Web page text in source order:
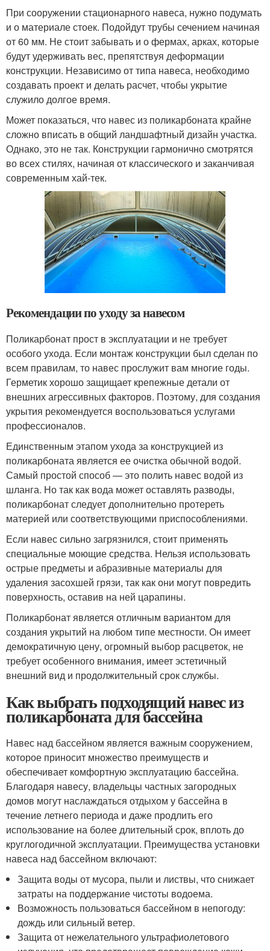
При сооружении стационарного навеса, нужно подумать
и о материале стоек. Подойдут трубы сечением начиная
от 60 мм. Не стоит забывать и о фермах, арках, которые
будут удерживать вес, препятствуя деформации
конструкции. Независимо от типа навеса, необходимо
создавать проект и делать расчет, чтобы укрытие
служило долгое время.
Может показаться, что навес из поликарбоната крайне
сложно вписать в общий ландшафтный дизайн участка.
Однако, это не так. Конструкции гармонично смотрятся
во всех стилях, начиная от классического и заканчивая
современным хай-тек.
Рекомендации по уходу за навесом
Поликарбонат прост в эксплуатации и не требует
особого ухода. Если монтаж конструкции был сделан по
всем правилам, то навес прослужит вам многие годы.
Герметик хорошо защищает крепежные детали от
внешних агрессивных факторов. Поэтому, для создания
укрытия рекомендуется воспользоваться услугами
профессионалов.
Единственным этапом ухода за конструкцией из
поликарбоната является ее очистка обычной водой.
Самый простой способ — это полить навес водой из
шланга. Но так как вода может оставлять разводы,
поликарбонат следует дополнительно протереть
материей или соответствующими приспособлениями.
Если навес сильно загрязнился, стоит применять
специальные моющие средства. Нельзя использовать
острые предметы и абразивные материалы для
удаления засохшей грязи, так как они могут повредить
поверхность, оставив на ней царапины.
Поликарбонат является отличным вариантом для
создания укрытий на любом типе местности. Он имеет
демократичную цену, огромный выбор расцветок, не
требует особенного внимания, имеет эстетичный
внешний вид и продолжительный срок службы.
Как выбрать подходящий навес из
поликарбоната для бассейна
Навес над бассейном является важным сооружением,
которое приносит множество преимуществ и
обеспечивает комфортную эксплуатацию бассейна.
Благодаря навесу, владельцы частных загородных
домов могут наслаждаться отдыхом у бассейна в
течение летнего периода и даже продлить его
использование на более длительный срок, вплоть до
круглогодичной эксплуатации. Преимущества установки
навеса над бассейном включают:
Защита воды от мусора, пыли и листвы, что снижает
затраты на поддержание чистоты водоема.
Возможность пользоваться бассейном в непогоду:
дождь или сильный ветер.
Защита от нежелательного ультрафиолетового